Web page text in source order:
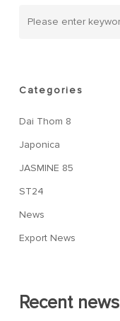
Categories
Dai Thom 8
Japonica
JASMINE 85
ST24
News
Export News
Recent news